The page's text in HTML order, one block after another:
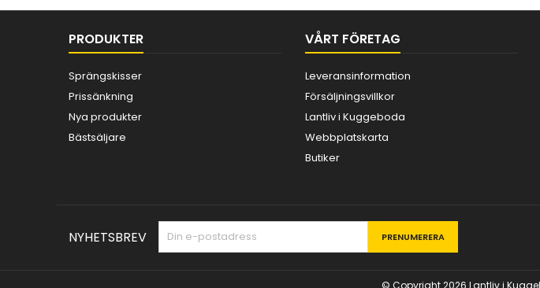
PRODUKTER
Sprängskisser
Prissänkning
Nya produkter
Bästsäljare
VÅRT FÖRETAG
Leveransinformation
Försäljningsvillkor
Lantliv i Kuggeboda
Webbplatskarta
Butiker
NYHETSBREV